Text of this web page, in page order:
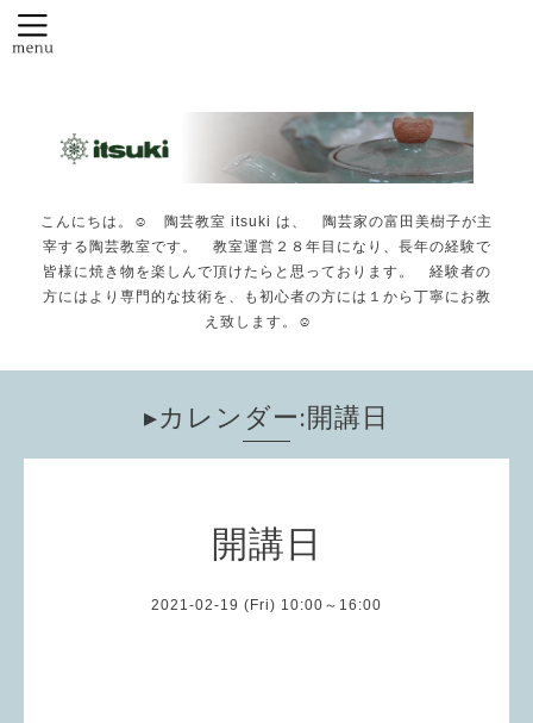
こんにちは。☺️ 陶芸教室 itsuki は、 陶芸家の富田美樹子が主
宰する陶芸教室です。 教室運営２８年目になり、長年の経験で
皆様に焼き物を楽しんで頂けたらと思っております。 経験者の
方にはより専門的な技術を、も初心者の方には１から丁寧にお教
え致します。☺️
▸カレンダー:開講日
開講日
2021-02-19 (Fri) 10:00～16:00